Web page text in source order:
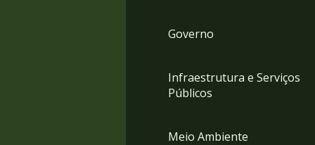
Governo
Infraestrutura e Serviços
Públicos
Meio Ambiente